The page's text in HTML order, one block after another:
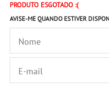
PRODUTO ESGOTADO :(
AVISE-ME QUANDO ESTIVER